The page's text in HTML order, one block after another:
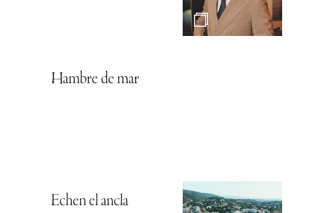
Hambre de mar
Echen el ancla